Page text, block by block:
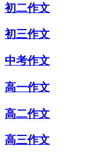
初二作文
初三作文
中考作文
高一作文
高二作文
高三作文